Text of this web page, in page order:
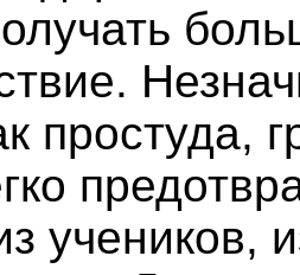
простуда,
учеников,